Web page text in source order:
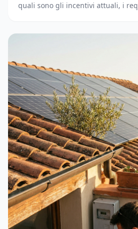
quali sono gli incentivi attuali, i